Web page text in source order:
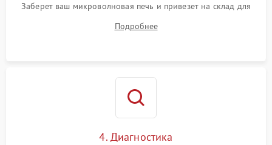
Заберет ваш микроволновая печь и привезет на склад для
Подробнее
4. Диагностика